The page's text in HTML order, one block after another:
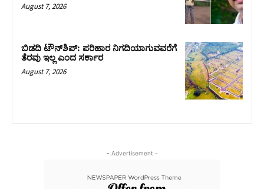
August 7, 2026
ಬಿಡದಿ ಟೌನ್‌ಶಿಪ್‌: ಪರಿಹಾರ ನಿಗದಿಯಾಗುವವರೆಗೆ
ತೆರವು ಇಲ್ಲ ಎಂದ ಸರ್ಕಾರ
August 7, 2026
- Advertisement -